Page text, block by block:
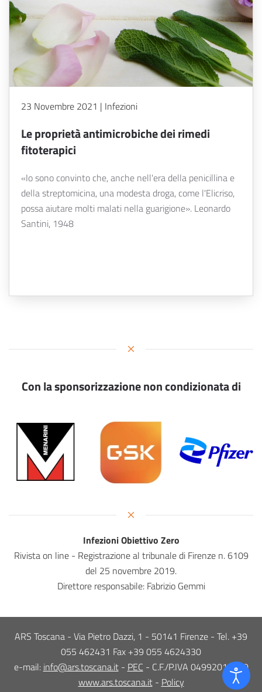
23 Novembre 2021 | Infezioni
Le proprietà antimicrobiche dei rimedi
fitoterapici
«Io sono convinto che, anche nell'era della penicillina e
della streptomicina, una modesta droga, come l'Elicriso,
possa aiutare molti malati nella guarigione». Leonardo
Santini, 1948
Con la sponsorizzazione non condizionata di
Infezioni Obiettivo Zero
Rivista on line - Registrazione al tribunale di Firenze n. 6109
del 25 novembre 2019.
Direttore responsabile: Fabrizio Gemmi
ARS Toscana - Via Pietro Dazzi, 1 - 50141 Firenze - Tel. +39
055 462431 Fax +39 055 4624330
e-mail: info@ars.toscana.it- PEC - C.F./P.IVA 04992010480
www.ars.toscana.it- Policy